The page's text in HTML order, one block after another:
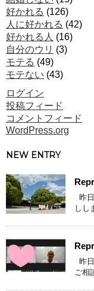
好かれる (126)
人に好かれる (42)
好かれる人 (16)
自分のウリ (3)
モテる (49)
モテない (43)
ログイン
投稿フィード
コメントフィード
WordPress.org
NEW ENTRY
昨
しし
昨
ご相